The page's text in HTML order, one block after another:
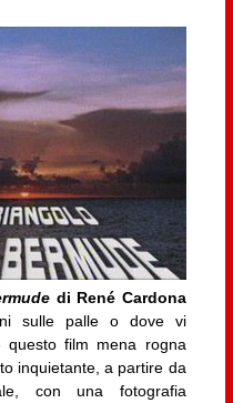
di René Cardona
sulle palle o dove vi
questo film mena rogna
inquietante, a partire da
con una fotografia